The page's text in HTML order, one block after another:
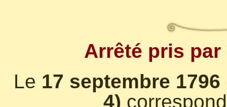
Arrêté pris
Le 17 septembre
4)